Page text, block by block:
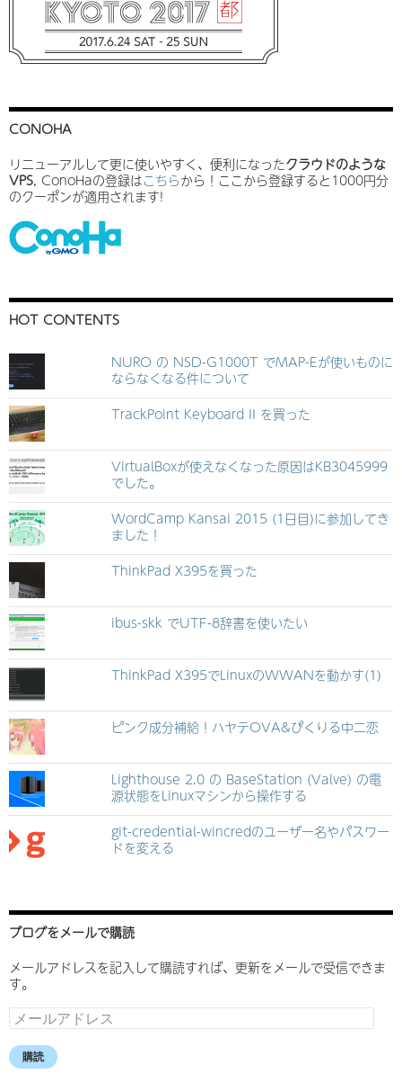
CONOHA
リニューアルして更に使いやすく、便利になったクラウドのような
VPS, ConoHaの登録はこちらから！ここから登録すると1000円分
のクーポンが適用されます!
HOT CONTENTS
NURO の NSD-G1000T でMAP-Eが使いものに
ならなくなる件について
TrackPoint Keyboard II を買った
VirtualBoxが使えなくなった原因はKB3045999
でした。
WordCamp Kansai 2015 (1日目)に参加してき
ました！
ThinkPad X395を買った
ibus-skk でUTF-8辞書を使いたい
ThinkPad X395でLinuxのWWANを動かす(1)
ピンク成分補給！ハヤテOVA&ぴくりる中二恋
Lighthouse 2.0 の BaseStation (Valve) の電
源状態をLinuxマシンから操作する
git-credential-wincredのユーザー名やパスワー
ドを変える
ブログをメールで購読
メールアドレスを記入して購読すれば、更新をメールで受信できま
す。
メ
ー
ル
ア 購読